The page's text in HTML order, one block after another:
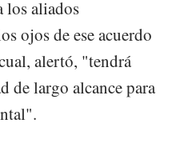
los aliados
ojos de ese acuerdo
alertó, "tendrá
de largo alcance para